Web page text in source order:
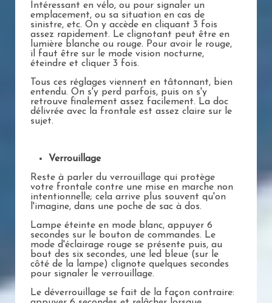
Intéressant en vélo, ou pour signaler un
emplacement, ou sa situation en cas de
sinistre, etc. On y accède en cliquant 3 fois
assez rapidement. Le clignotant peut être en
lumière blanche ou rouge. Pour avoir le rouge,
il faut être sur le mode vision nocturne,
éteindre et cliquer 3 fois.
Tous ces réglages viennent en tâtonnant, bien
entendu. On s'y perd parfois, puis on s'y
retrouve finalement assez facilement. La doc
délivrée avec la frontale est assez claire sur le
sujet.
Verrouillage
Reste à parler du verrouillage qui protège
votre frontale contre une mise en marche non
intentionnelle; cela arrive plus souvent qu'on
l'imagine, dans une poche de sac à dos.
Lampe éteinte en mode blanc, appuyer 6
secondes sur le bouton de commandes. Le
mode d'éclairage rouge se présente puis, au
bout des six secondes, une led bleue (sur le
côté de la lampe) clignote quelques secondes
pour signaler le verrouillage.
Le déverrouillage se fait de la façon contraire: